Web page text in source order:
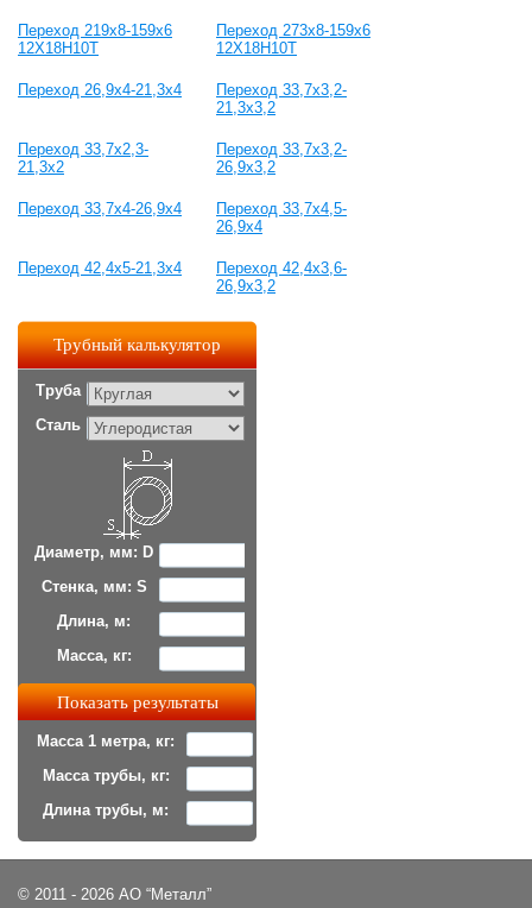
Переход 219х8-159х6
12Х18Н10Т
Переход 273х8-159х6
12Х18Н10Т
Переход 26,9x4-21,3x4
Переход 33,7x3,2-
21,3x3,2
Переход 33,7x2,3-
21,3x2
Переход 33,7x3,2-
26,9x3,2
Переход 33,7x4-26,9x4
Переход 33,7x4,5-
26,9x4
Переход 42,4x5-21,3x4
Переход 42,4x3,6-
26,9x3,2
Трубный калькулятор
Труба
Сталь
Диаметр, мм: D
Стенка, мм: S
Длина, м:
Масса, кг:
Масса 1 метра, кг:
Масса трубы, кг:
Длина трубы, м:
© 2011 - 2026 АО “Металл”